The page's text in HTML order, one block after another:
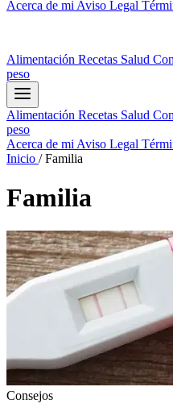
Acerca de mi Aviso Legal
Alimentación Recetas Salud
peso
Alimentación Recetas Salud
peso
Acerca de mi Aviso Legal
Inicio / Familia
Familia
Consejos